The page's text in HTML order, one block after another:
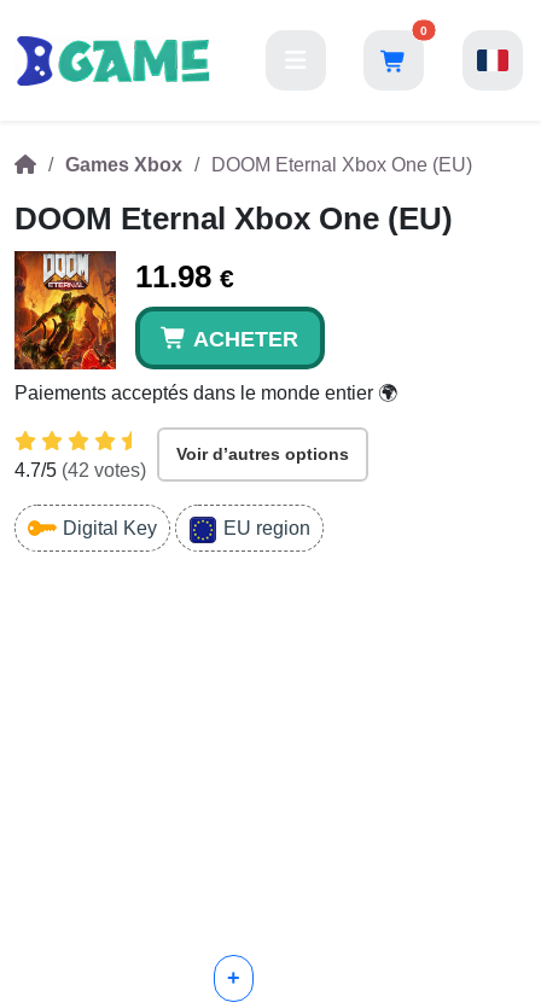
0
Games Xbox DOOM Eternal Xbox One (EU)
DOOM Eternal Xbox One (EU)
11.98 €
ACHETER
Paiements acceptés dans le monde entier 🌍
4.7/5 (42 votes)
Voir d’autres options
Digital Key EU region
+